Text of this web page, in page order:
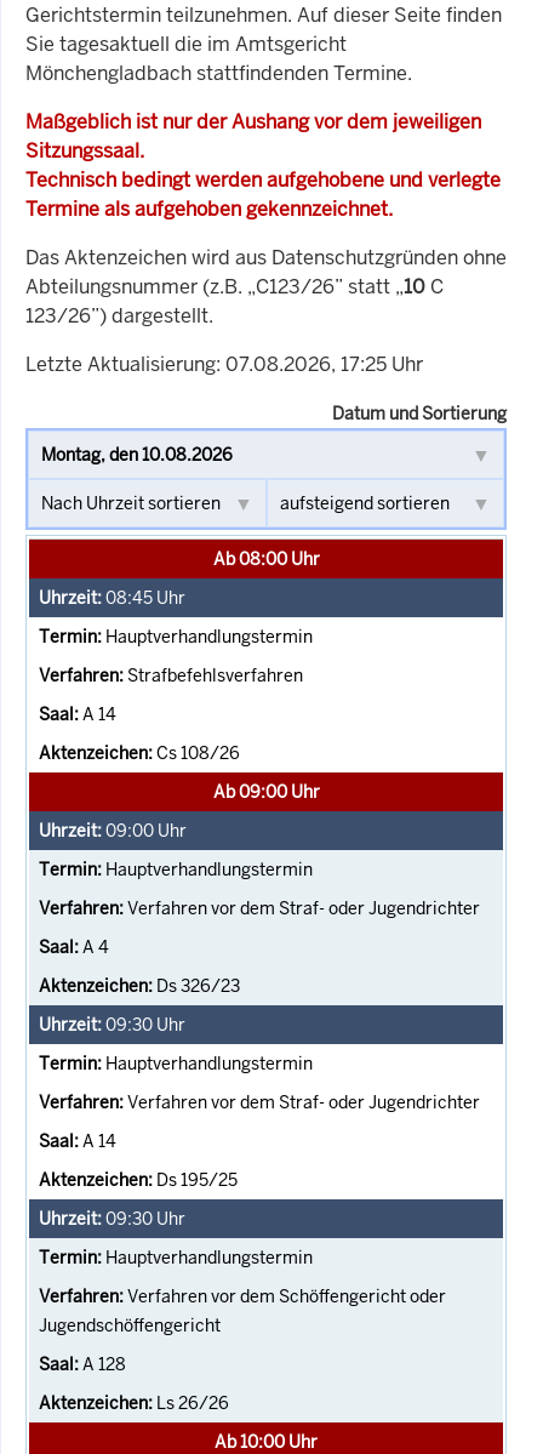
Gerichtstermin teilzunehmen. Auf dieser Seite finden
Sie tagesaktuell die im Amtsgericht
Mönchengladbach stattfindenden Termine.
Maßgeblich ist nur der Aushang vor dem jeweiligen
Sitzungssaal.
Technisch bedingt werden aufgehobene und verlegte
Termine als aufgehoben gekennzeichnet.
Das Aktenzeichen wird aus Datenschutzgründen ohne
Abteilungsnummer (z.B. „C123/26” statt „10 C
123/26”) dargestellt.
Letzte Aktualisierung: 07.08.2026, 17:25 Uhr
Datum und Sortierung
Ab 08:00 Uhr
08:45 Uhr
Hauptverhandlungstermin
Strafbefehlsverfahren
A 14
Cs 108/26
Ab 09:00 Uhr
09:00 Uhr
Hauptverhandlungstermin
Verfahren vor dem Straf- oder Jugendrichter
A 4
Ds 326/23
09:30 Uhr
Hauptverhandlungstermin
Verfahren vor dem Straf- oder Jugendrichter
A 14
Ds 195/25
09:30 Uhr
Hauptverhandlungstermin
Verfahren vor dem Schöffengericht oder
Jugendschöffengericht
A 128
Ls 26/26
Ab 10:00 Uhr